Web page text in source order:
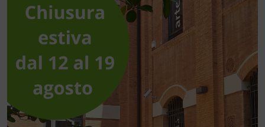
IL CASTELLO DEI RAGAZZI